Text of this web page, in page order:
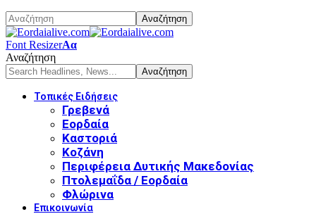
Font ResizerΑα
Αναζήτηση
Τοπικές Ειδήσεις
Γρεβενά
Εορδαία
Καστοριά
Κοζάνη
Περιφέρεια Δυτικής Μακεδονίας
Πτολεμαΐδα / Εορδαία
Φλώρινα
Επικοινωνία